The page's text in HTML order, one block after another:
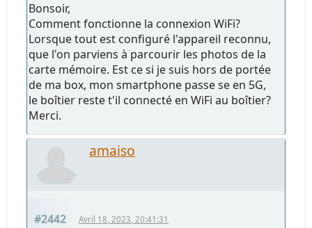
Bonsoir,
Comment fonctionne la connexion WiFi?
Lorsque tout est configuré l'appareil reconnu,
que l'on parviens à parcourir les photos de la
carte mémoire. Est ce si je suis hors de portée
de ma box, mon smartphone passe se en 5G,
le boîtier reste t'il connecté en WiFi au boîtier?
Merci.
amaiso
#2442 Avril 18, 2023, 20:41:31